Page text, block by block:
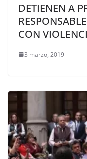
DETIENEN A
CON
3 marzo, 2019